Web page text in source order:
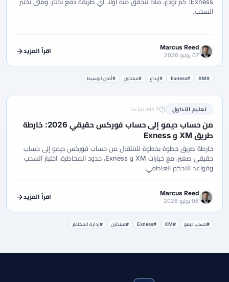
Exness: كم تودع، ماذا تتحقق منه أولاً، أي طريقة دفع تختار، ومتى تختبر
السحب.
Marcus Reed
07 يوليو 2026
اقرأ المزيد
#XM
#Exness #إيداع #مبتدئين #أمان الوسيط
تعليم التداول 7 min قراءة
من حساب ديمو إلى حساب فوركس حقيقي 2026: خارطة
طريق XM و Exness
خارطة طريق خطوة بخطوة للانتقال من حساب فوركس ديمو إلى حساب
حقيقي صغير، مع خيارات XM و Exness، حدود المخاطرة، اختبار السحب
وقواعد التحكم العاطفي.
Marcus Reed
06 يوليو 2026
اقرأ المزيد
#حساب ديمو #XM
#Exness #مبتدئين #إدارة المخاطر